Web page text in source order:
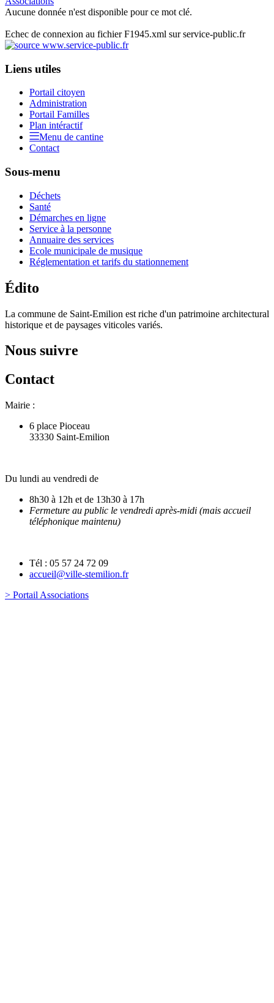
Aucune donnée n'est disponible pour ce mot clé.
Echec de connexion au fichier F1945.xml sur service-public.fr
Liens utiles
Portail citoyen
Administration
Portail Familles
Plan intéractif
Menu de cantine
Contact
Sous-menu
Déchets
Santé
Démarches en ligne
Service à la personne
Annuaire des services
Ecole municipale de musique
Réglementation et tarifs du stationnement
Édito
La commune de Saint-Emilion est riche d'un patrimoine architectural
historique et de paysages viticoles variés.
Nous suivre
Contact
Mairie :
6 place Pioceau
33330 Saint-Emilion
Du lundi au vendredi de
8h30 à 12h et de 13h30 à 17h
Fermeture au public le vendredi après-midi (mais accueil
téléphonique maintenu)
Tél : 05 57 24 72 09
accueil@ville-stemilion.fr
> Portail Associations